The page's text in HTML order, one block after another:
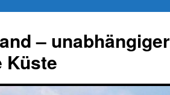
– unabhängiger
Küste